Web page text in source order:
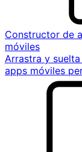
Constructor de
móviles
Arrastra y
apps móviles